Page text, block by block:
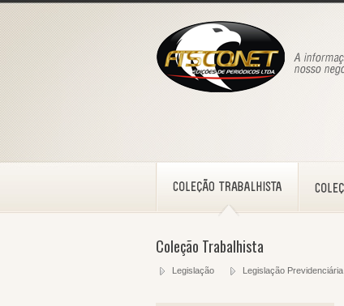
Coleção Trabalhista
Legislação Legislação Previdenciária